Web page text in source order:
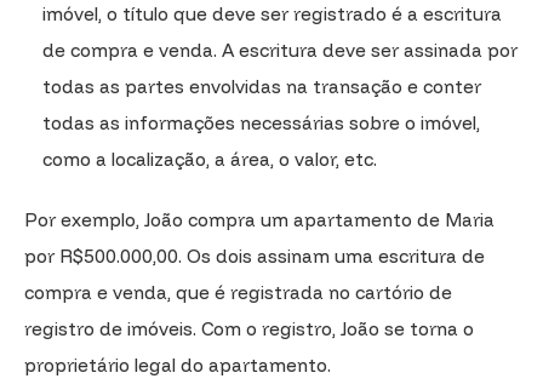
imóvel, o título que deve ser registrado é a escritura
de compra e venda. A escritura deve ser assinada por
todas as partes envolvidas na transação e conter
todas as informações necessárias sobre o imóvel,
como a localização, a área, o valor, etc.
Por exemplo, João compra um apartamento de Maria
por R$500.000,00. Os dois assinam uma escritura de
compra e venda, que é registrada no cartório de
registro de imóveis. Com o registro, João se torna o
proprietário legal do apartamento.